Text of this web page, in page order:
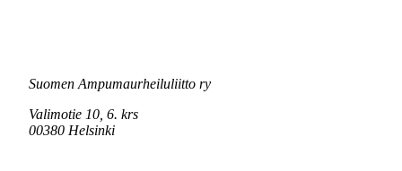
Suomen Ampumaurheiluliitto ry
Valimotie 10, 6. krs
00380 Helsinki